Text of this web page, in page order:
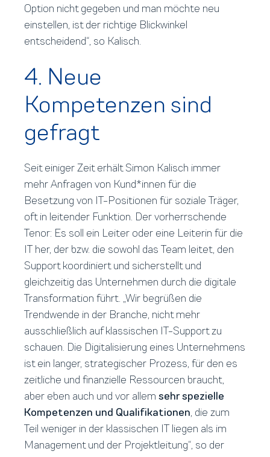
Option nicht gegeben und man möchte neu
einstellen, ist der richtige Blickwinkel
entscheidend“, so Kalisch.
4. Neue
Kompetenzen sind
gefragt
Seit einiger Zeit erhält Simon Kalisch immer
mehr Anfragen von Kund*innen für die
Besetzung von IT-Positionen für soziale Träger,
oft in leitender Funktion. Der vorherrschende
Tenor: Es soll ein Leiter oder eine Leiterin für die
IT her, der bzw. die sowohl das Team leitet, den
Support koordiniert und sicherstellt und
gleichzeitig das Unternehmen durch die digitale
Transformation führt. „Wir begrüßen die
Trendwende in der Branche, nicht mehr
ausschließlich auf klassischen IT-Support zu
schauen. Die Digitalisierung eines Unternehmens
ist ein langer, strategischer Prozess, für den es
zeitliche und finanzielle Ressourcen braucht,
aber eben auch und vor allem sehr spezielle
Kompetenzen und Qualifikationen, die zum
Teil weniger in der klassischen IT liegen als im
Management und der Projektleitung“, so der